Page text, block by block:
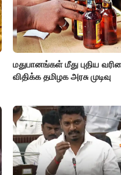
மதுபானங்கள் மீது புதிய
விதிக்க தமிழக அரசு முடிவு